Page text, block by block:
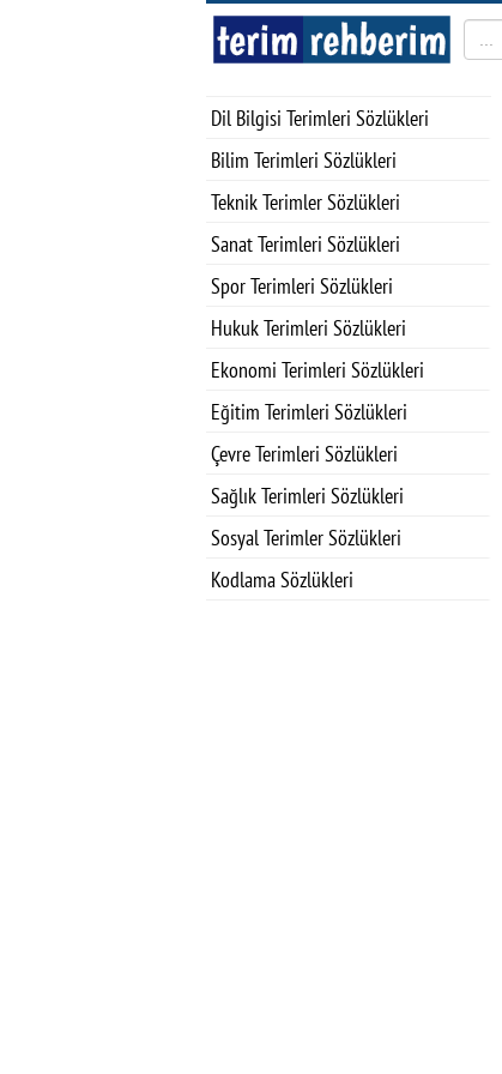
Dil Bilgisi Terimleri Sözlükleri
Bilim Terimleri Sözlükleri
Teknik Terimler Sözlükleri
Sanat Terimleri Sözlükleri
Spor Terimleri Sözlükleri
Hukuk Terimleri Sözlükleri
Ekonomi Terimleri Sözlükleri
Eğitim Terimleri Sözlükleri
Çevre Terimleri Sözlükleri
Sağlık Terimleri Sözlükleri
Sosyal Terimler Sözlükleri
Kodlama Sözlükleri